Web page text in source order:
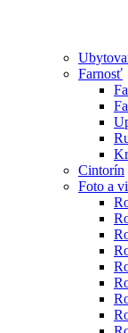
Farnosť
Cintorín
Foto a